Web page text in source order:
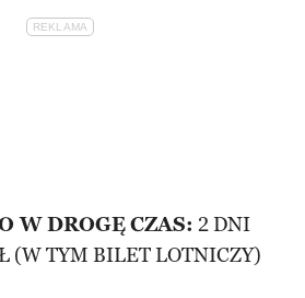
W DROGĘCZAS: 2 DNI
(W TYM BILET LOTNICZY)